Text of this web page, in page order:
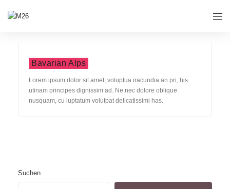
Bavarian Alps
Lorem ipsum dolor sit amet, voluptua iracundia an pri, his
utinam principes dignissim ad. Ne nec dolore oblique
nusquam, cu luptatum volutpat delicatissimi has.
Suchen